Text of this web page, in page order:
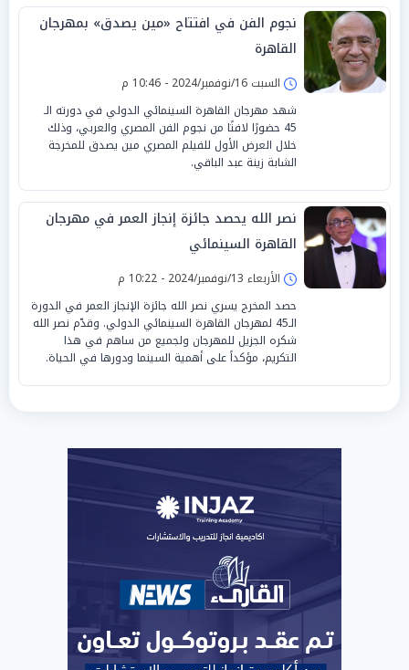
نجوم الفن في افتتاح «مين يصدق» بمهرجان
القاهرة
السبت 16/نوفمبر/2024 - 10:46 م
شهد مهرجان القاهرة السينمائي الدولي في دورته الـ
45 حضورًا لافتًا من نجوم الفن المصري والعربي، وذلك
خلال العرض الأول للفيلم المصري مين يصدق للمخرجة
الشابة زينة عبد الباقي.
نصر الله يحصد جائزة إنجاز العمر في مهرجان
القاهرة السينمائي
الأربعاء 13/نوفمبر/2024 - 10:22 م
حصد المخرج يسري نصر الله جائزة الإنجاز العمر في الدورة
الـ45 لمهرجان القاهرة السينمائي الدولي. وقدّم نصر الله
شكره الجزيل للمهرجان ولجميع من ساهم في هذا
التكريم، مؤكداً على أهمية السينما ودورها في الحياة.